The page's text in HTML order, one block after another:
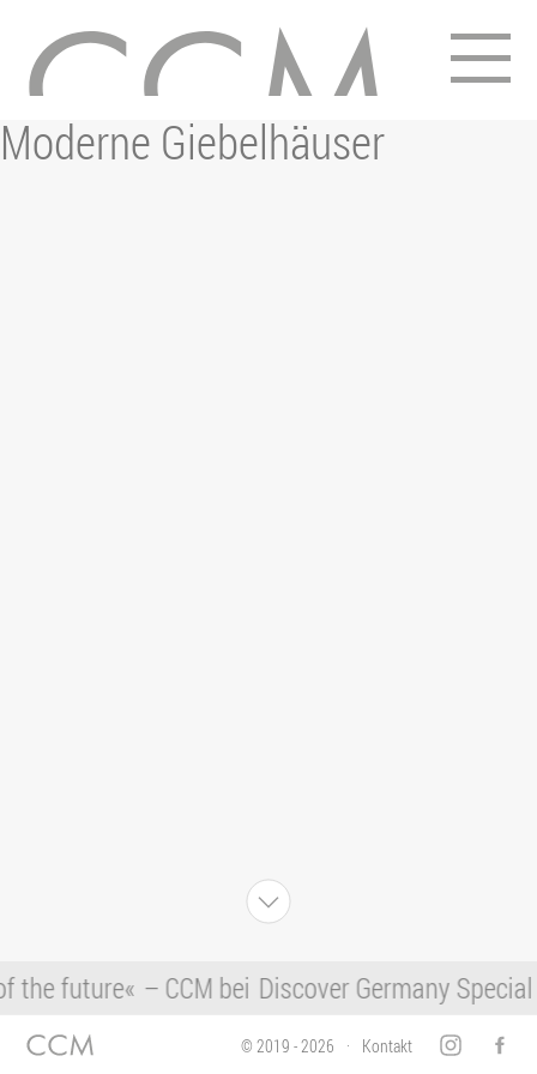
Moderne Giebelhäuser
the future« – CCM bei Discover Germany
© 2019 - 2026 Kontakt